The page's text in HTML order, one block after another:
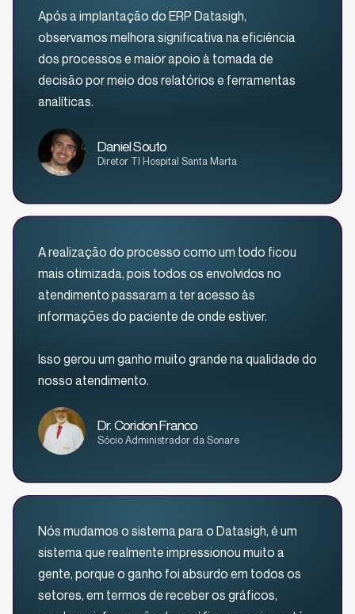
Após a implantação do ERP Datasigh,
observamos melhora significativa na eficiência
dos processos e maior apoio à tomada de
decisão por meio dos relatórios e ferramentas
analíticas.
Daniel Souto
Diretor TI Hospital Santa Marta
A realização do processo como um todo ficou
mais otimizada, pois todos os envolvidos no
atendimento passaram a ter acesso às
informações do paciente de onde estiver.
Isso gerou um ganho muito grande na qualidade do
nosso atendimento.
Dr. Coridon Franco
Sócio Administrador da Sonare
Nós mudamos o sistema para o Datasigh, é um
sistema que realmente impressionou muito a
gente, porque o ganho foi absurdo em todos os
setores, em termos de receber os gráficos,